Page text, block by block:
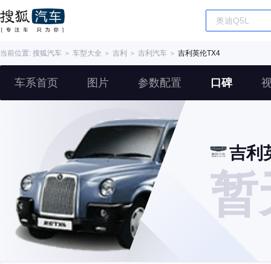
当前位置: 搜狐汽车 ＞ 车型大全 ＞ 吉利 ＞ 吉利汽车 ＞ 吉利英伦TX4
车系首页 图片 参数配置 口碑
吉利
暂